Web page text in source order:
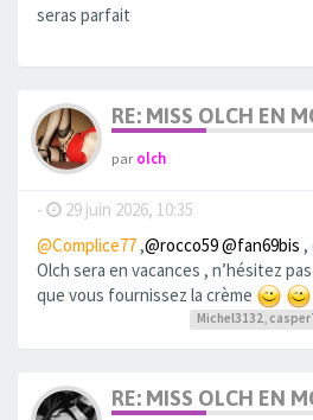
seras parfait
RE: MISS OLCH EN
parolch
- 29 juin 2026, 10:35
@Complice77 ,@rocco59@fan69bis ,
Olch sera en vacances , n’hésitez
que vous fournissez la crème
Michel3132,
RE: MISS OLCH EN